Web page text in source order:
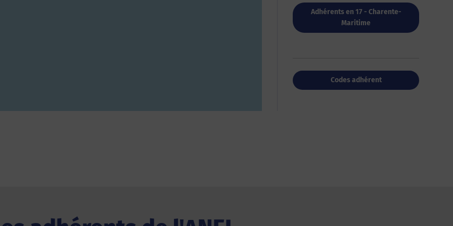
Adhérents en 17 - Charente-
Maritime
Codes adhérent